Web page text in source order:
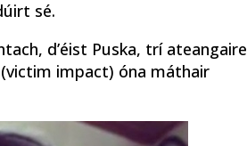
sé.
d’éist Puska, trí ateangaire
impact) óna máthair